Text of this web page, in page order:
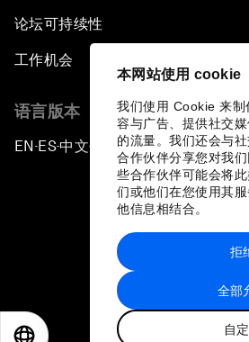
本网站使用 cookie
我们使用 Cookie 来制
容与广告、提供社交
的流量。我们还会与
合作伙伴分享您对我
些合作伙伴可能会将
们或他们在您使用其
他信息相结合。
全部
自
拒
论坛可持续性
工作机会
语言版本
EN ▪ES▪中文▪ 日本語
站点地图
世界经济